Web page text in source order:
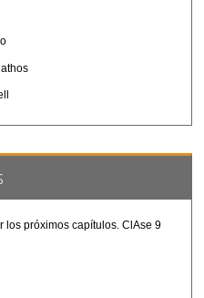
los próximos capítulos. ClAse 9